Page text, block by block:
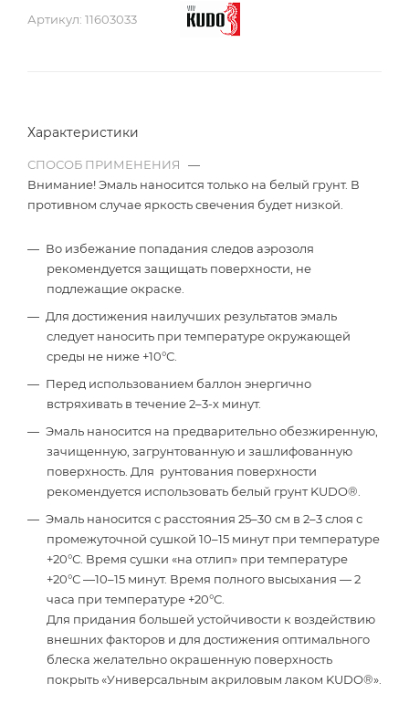
Артикул: 11603033
Характеристики
СПОСОБ ПРИМЕНЕНИЯ
—
Внимание! Эмаль наносится только на белый грунт. В
противном случае яркость свечения будет низкой.
Во избежание попадания следов аэрозоля
рекомендуется защищать поверхности, не
подлежащие окраске.
Для достижения наилучших результатов эмаль
следует наносить при температуре окружающей
среды не ниже +10°С.
Перед использованием баллон энергично
встряхивать в течение 2–3-х минут.
Эмаль наносится на предварительно обезжиренную,
зачищенную, загрунтованную и зашлифованную
поверхность. Для рунтования поверхности
рекомендуется использовать белый грунт KUDO®.
Эмаль наносится с расстояния 25–30 см в 2–3 слоя с
промежуточной сушкой 10–15 минут при температуре
+20°С. Время сушки «на отлип» при температуре
+20°С —10–15 минут. Время полного высыхания — 2
часа при температуре +20°С.
Для придания большей устойчивости к воздействию
внешних факторов и для достижения оптимального
блеска желательно окрашенную поверхность
покрыть «Универсальным акриловым лаком KUDO®».